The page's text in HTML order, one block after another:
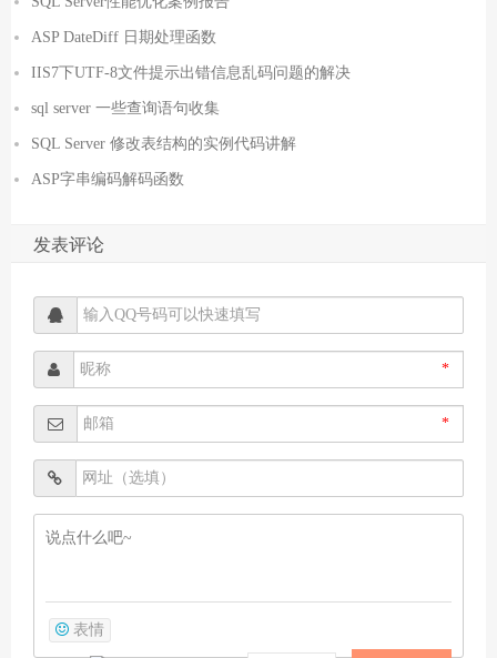
ASP DateDiff 日期处理函数
IIS7下UTF-8文件提示出错信息乱码问题的解决
sql server 一些查询语句收集
SQL Server 修改表结构的实例代码讲解
ASP字串编码解码函数
发表评论
*
*
表情